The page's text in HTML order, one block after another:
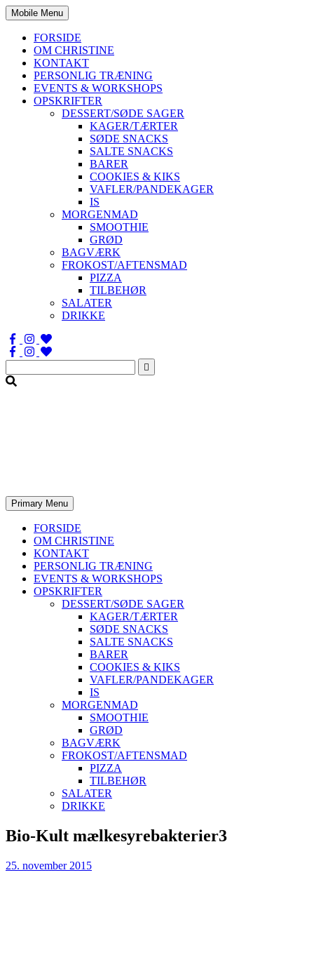
Mobile Menu
FORSIDE
OM CHRISTINE
KONTAKT
PERSONLIG TRÆNING
EVENTS & WORKSHOPS
OPSKRIFTER
DESSERT/SØDE SAGER
KAGER/TÆRTER
SØDE SNACKS
SALTE SNACKS
BARER
COOKIES & KIKS
VAFLER/PANDEKAGER
IS
MORGENMAD
SMOOTHIE
GRØD
BAGVÆRK
FROKOST/AFTENSMAD
PIZZA
TILBEHØR
SALATER
DRIKKE
Søg
efter:
Primary Menu
FORSIDE
OM CHRISTINE
KONTAKT
PERSONLIG TRÆNING
EVENTS & WORKSHOPS
OPSKRIFTER
DESSERT/SØDE SAGER
KAGER/TÆRTER
SØDE SNACKS
SALTE SNACKS
BARER
COOKIES & KIKS
VAFLER/PANDEKAGER
IS
MORGENMAD
SMOOTHIE
GRØD
BAGVÆRK
FROKOST/AFTENSMAD
PIZZA
TILBEHØR
SALATER
DRIKKE
Skip
to
Bio-Kult mælkesyrebakterier3
25. november 2015